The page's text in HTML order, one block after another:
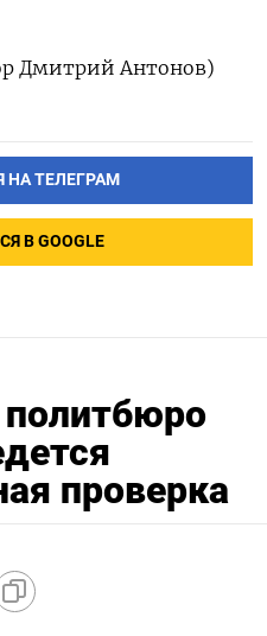
‌Дмитрий Антонов)
НА ТЕЛЕГРАМ
В GOOGLE
проверка